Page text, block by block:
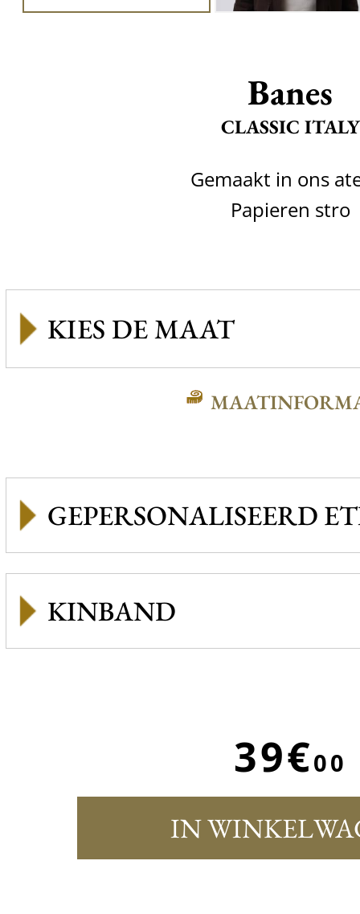
Banes
CLASSIC ITALY
Gemaakt in ons
Papieren stro
GEPERSONALISEERD
KINBAND
39€00
IN